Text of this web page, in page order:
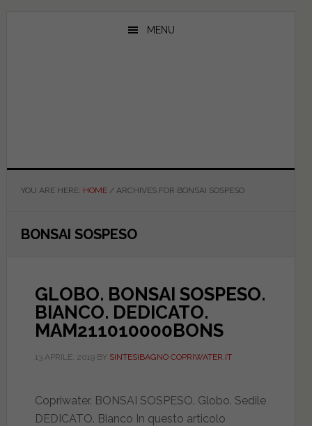
MENU
YOU ARE HERE: HOME /ARCHIVES FOR BONSAI SOSPESO
BONSAI SOSPESO
GLOBO. BONSAI SOSPESO.
BIANCO. DEDICATO.
MAM211010000BONS
13 APRILE, 2019BY SINTESIBAGNO COPRIWATER.IT
Copriwater. BONSAI SOSPESO. Globo. Sedile
DEDICATO. Bianco In questo articolo